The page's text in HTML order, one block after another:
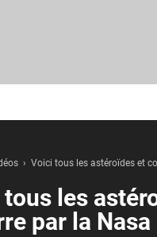
Voici tous les astéroïdes et
les
par la